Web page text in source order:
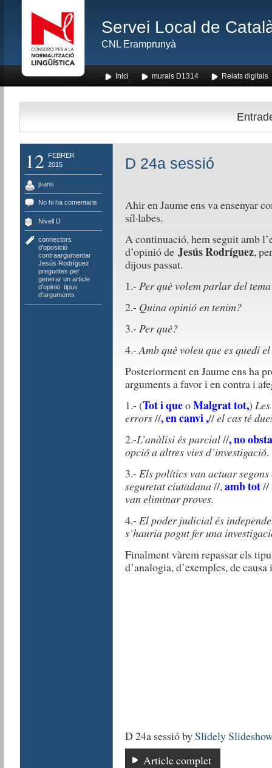
Servei Local de
CNL Eramprunyà
Inici murals D1314 Relats digitals
12
FEBRER
2015
jsans
No hi ha comentaris
Nivell D
connectors
d'oposició,
contraargumentar,
Jesús Rodríguez
preguntes per
generar un article
d'opinió, tipus
d'arguments
D 24a sessió
Ahir en Jaume ens va ensenyar
síl·labes.
A continuació, hem seguit amb
d’opinió de Jesús Rodríguez,
dijous passat.
1.- Per què volem parlar del
2.- Quina opinió en tenim?
3.- Per què?
4.-Amb què voleu que es quedi
Posteriorment en Jaume ens ha
arguments a favor i en contra i
1.- (Tot i queoMalgrat tot,)
errors//, en canvi ,//el cas té
2.-L’anàlisi és parcial//, no
opció a altres vies d’investigació.
3.- Els polítics van actuar
seguretat ciutadana//,amb tot//
van eliminar proves.
4.- El poder judicial és
s’hauria pogut fer una
Finalment vàrem repassar els
d’analogia, d’exemples, de
D 24a sessió bySlidely
Article complet